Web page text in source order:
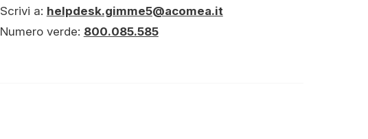
Scrivi a: helpdesk.gimme5@acomea.it
Numero verde: 800.085.585